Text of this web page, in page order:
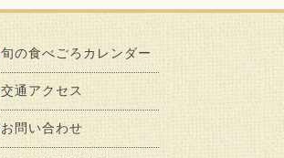
旬の食べごろカレンダー
交通アクセス
お問い合わせ